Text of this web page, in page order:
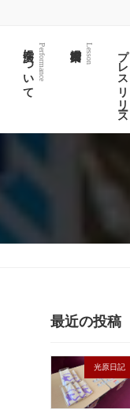
演奏についてPerformance Lesson プレスリリース
最近の投稿
光原日記